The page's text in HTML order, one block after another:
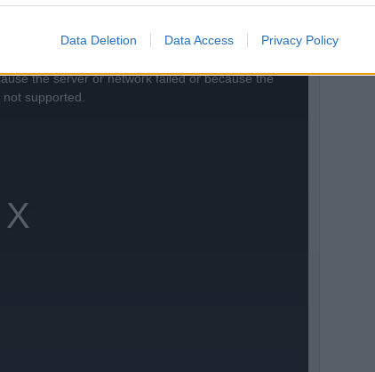
Data Deletion Data Access Privacy Policy
the server or network failed or because the
supported.